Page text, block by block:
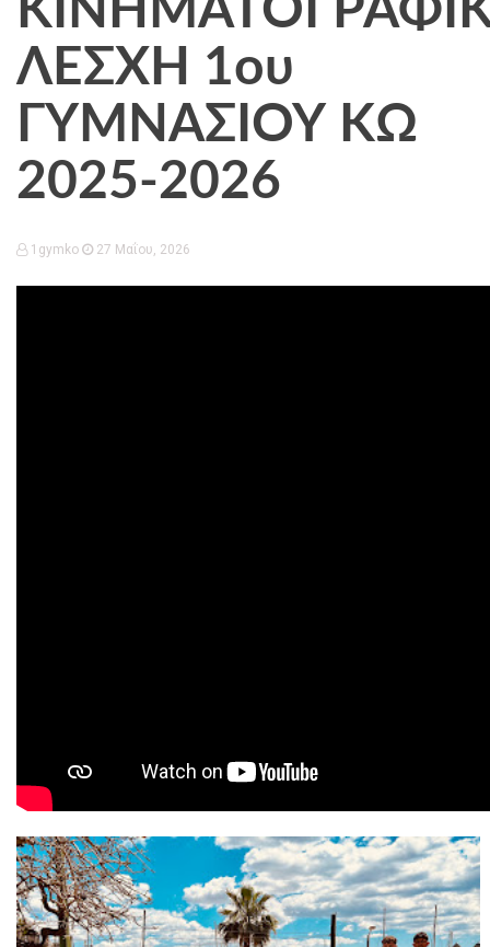
ΛΕΣΧΗ 1ου
ΓΥΜΝΑΣΙΟΥ ΚΩ
2025-2026
1gymko 27 Μαΐου, 2026